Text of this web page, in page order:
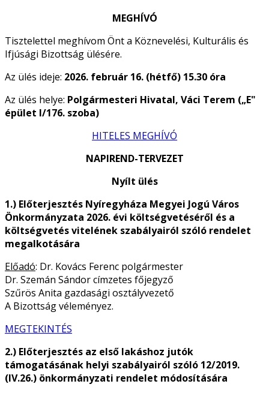
MEGHÍVÓ
Tisztelettel meghívom Önt a Köznevelési, Kulturális és
Ifjúsági Bizottság ülésére.
Az ülés ideje: 2026. február 16. (hétfő) 15.30 óra
Az ülés helye: Polgármesteri Hivatal, Váci Terem („E"
épület I/176. szoba)
HITELES MEGHÍVÓ
NAPIREND-TERVEZET
Nyílt ülés
1.) Előterjesztés Nyíregyháza Megyei Jogú Város
Önkormányzata 2026. évi költségvetéséről és a
költségvetés vitelének szabályairól szóló rendelet
megalkotására
Előadó: Dr. Kovács Ferenc polgármester
Dr. Szemán Sándor címzetes főjegyző
Szűrös Anita gazdasági osztályvezető
A Bizottság véleményez.
MEGTEKINTÉS
2.) Előterjesztés az első lakáshoz jutók
támogatásának helyi szabályairól szóló 12/2019.
(IV.26.) önkormányzati rendelet módosítására